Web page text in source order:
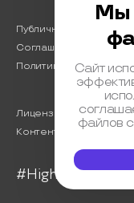
Публичная оферта
Соглашение на
Политика обработки
Лицензионный
Контентная политика
#HighLoad2023
Мы
Сайт
файлов